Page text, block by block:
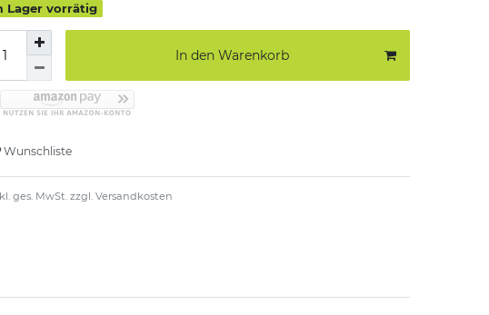
Lager vorrätig
In den Warenkorb
Wunschliste
ges. MwSt. zzgl. Versandkosten